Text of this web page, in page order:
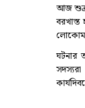
আজ
বরখাস্ত
ঘটনার